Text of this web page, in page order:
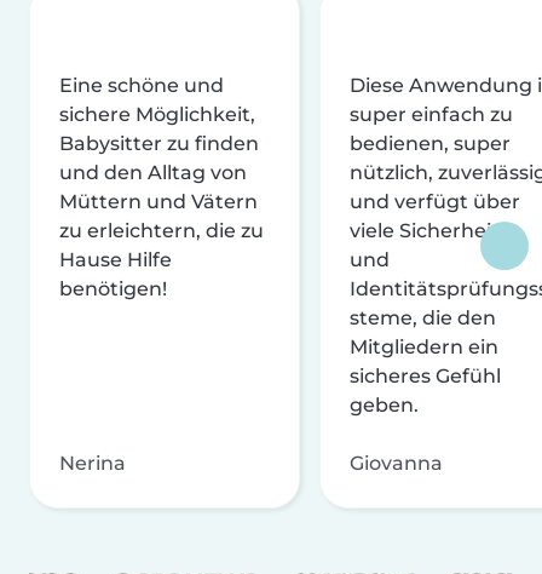
Eine schöne und
sichere Möglichkeit,
Babysitter zu finden
und den Alltag von
Müttern und Vätern
zu erleichtern, die zu
Hause Hilfe
benötigen!
Nerina
Diese Anwendung
super einfach zu
bedienen, super
nützlich,
und verfügt über
viele Sicherheits-
und
steme, die den
Mitgliedern ein
sicheres Gefühl
geben.
Giovanna